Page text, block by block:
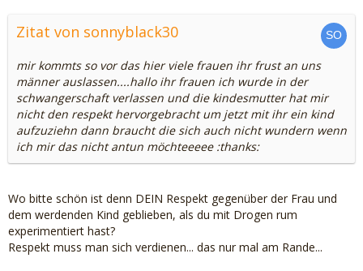
Zitat von sonnyblack30
mir kommts so vor das hier viele frauen ihr frust an uns
männer auslassen....hallo ihr frauen ich wurde in der
schwangerschaft verlassen und die kindesmutter hat mir
nicht den respekt hervorgebracht um jetzt mit ihr ein kind
aufzuziehn dann braucht die sich auch nicht wundern wenn
ich mir das nicht antun möchteeeee :thanks:
Wo bitte schön ist denn DEIN Respekt gegenüber der Frau und
dem werdenden Kind geblieben, als du mit Drogen rum
experimentiert hast?
Respekt muss man sich verdienen... das nur mal am Rande...